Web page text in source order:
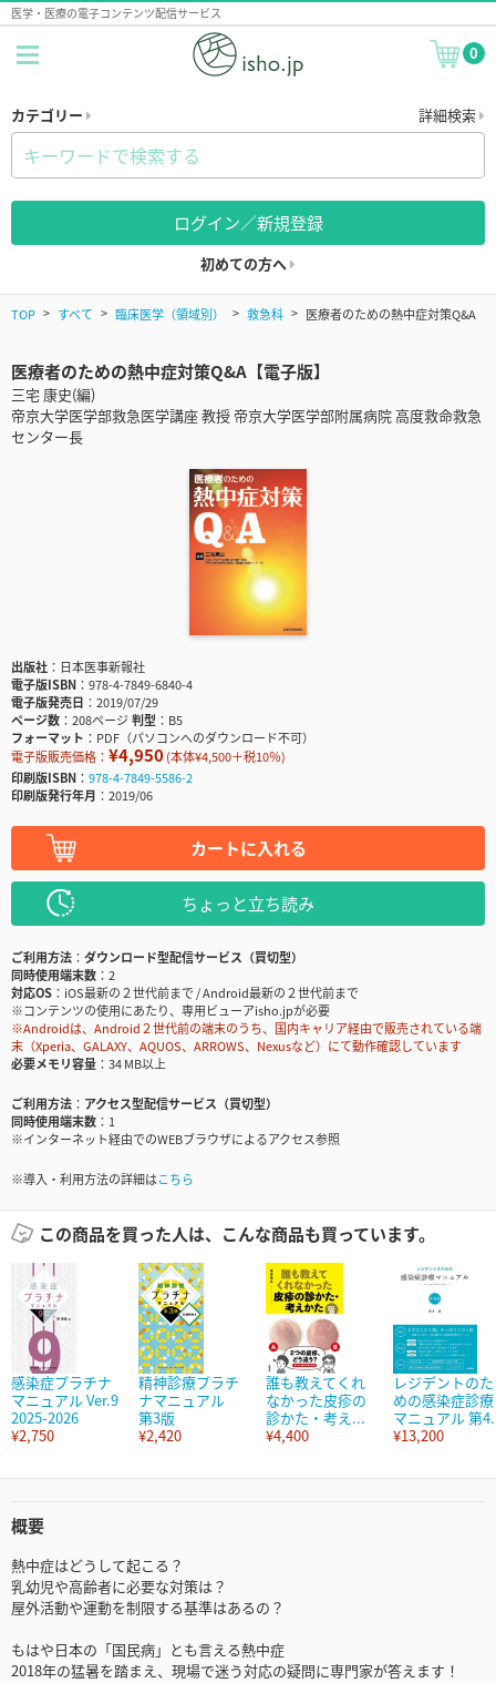
医学・医療の電子コンテンツ配信サービス
0
カテゴリー 詳細検索
ログイン／新規登録
初めての方へ
TOP すべて 臨床医学（領域別） 救急科 医療者のための熱中症対策Q&A
医療者のための熱中症対策Q&A【電子版】
三宅 康史(編)
帝京大学医学部救急医学講座 教授 帝京大学医学部附属病院 高度救命救急
センター長
出版社
日本医事新報社
電子版ISBN
978-4-7849-6840-4
電子版発売日
2019/07/29
ページ数
208ページ判型
B5
フォーマット
PDF（パソコンへのダウンロード不可）
電子版販売価格： ¥4,950(本体¥4,500＋税10％)
印刷版ISBN
978-4-7849-5586-2
印刷版発行年月
2019/06
カートに入れる
ちょっと立ち読み
ご利用方法
ダウンロード型配信サービス（買切型）
同時使用端末数
2
対応OS
iOS最新の２世代前まで / Android最新の２世代前まで
※コンテンツの使用にあたり、専用ビューアisho.jpが必要
※Androidは、Android２世代前の端末のうち、国内キャリア経由で販売されている端
末（Xperia、GALAXY、AQUOS、ARROWS、Nexusなど）にて動作確認しています
必要メモリ容量
34 MB以上
ご利用方法
アクセス型配信サービス（買切型）
同時使用端末数
1
※インターネット経由でのWEBブラウザによるアクセス参照
※導入・利用方法の詳細はこちら
この商品を買った人は、こんな商品も買っています。
感染症プラチナ
マニュアル Ver.9
2025-2026
¥2,750
精神診療プラチ
ナマニュアル
第3版
¥2,420
誰も教えてくれ
なかった皮疹の
診かた・考え...
¥4,400
レジデントのた
めの感染症診療
マニュアル 第
¥13,200
概要
熱中症はどうして起こる？
乳幼児や高齢者に必要な対策は？
屋外活動や運動を制限する基準はあるの？
もはや日本の「国民病」とも言える熱中症
2018年の猛暑を踏まえ、現場で迷う対応の疑問に専門家が答えます！